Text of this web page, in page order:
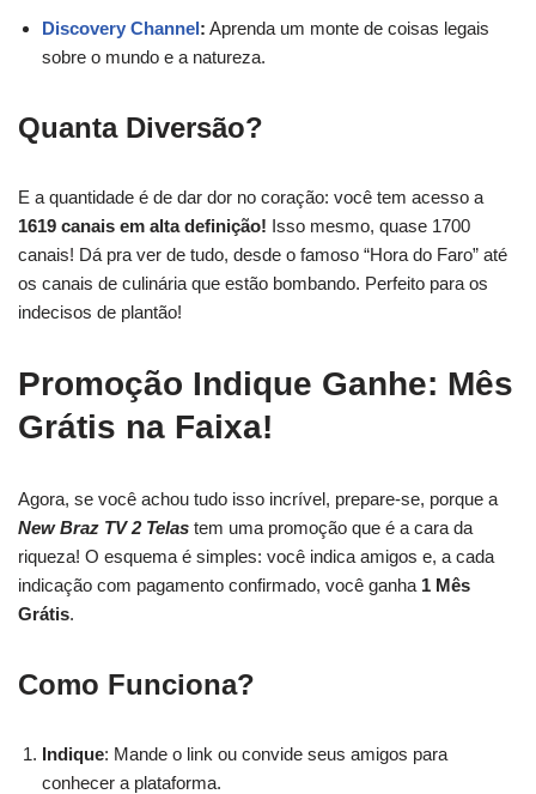
Discovery Channel: Aprenda um monte de coisas legais
sobre o mundo e a natureza.
Quanta Diversão?
E a quantidade é de dar dor no coração: você tem acesso a
1619 canais em alta definição! Isso mesmo, quase 1700
canais! Dá pra ver de tudo, desde o famoso “Hora do Faro” até
os canais de culinária que estão bombando. Perfeito para os
indecisos de plantão!
Promoção Indique Ganhe: Mês
Grátis na Faixa!
Agora, se você achou tudo isso incrível, prepare-se, porque a
New Braz TV 2 Telas tem uma promoção que é a cara da
riqueza! O esquema é simples: você indica amigos e, a cada
indicação com pagamento confirmado, você ganha 1 Mês
Grátis.
Como Funciona?
Indique: Mande o link ou convide seus amigos para
conhecer a plataforma.